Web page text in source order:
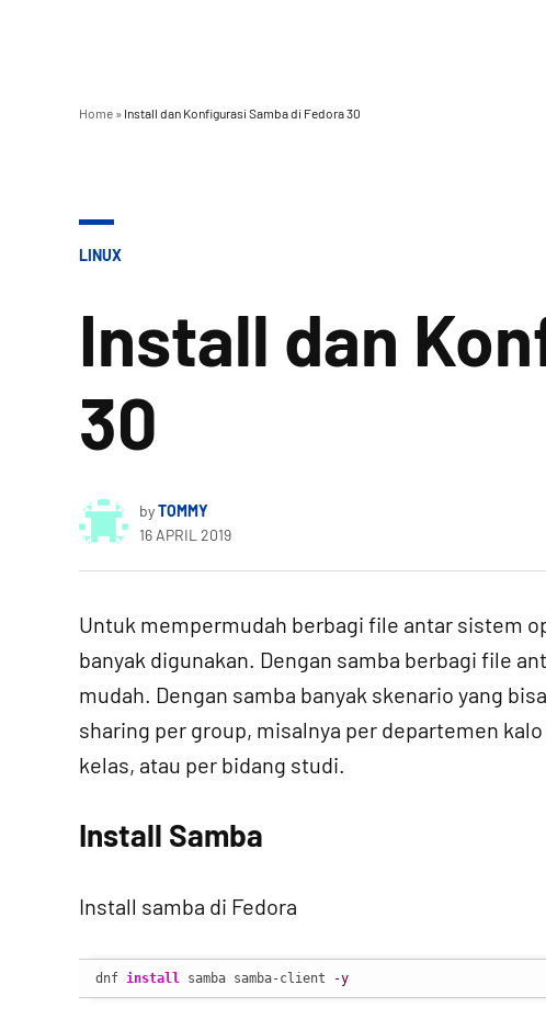
Home » Install dan Konfigurasi Samba di Fedora 30
POSTED
LINUX
Install dan
30
byTOMMY
16 APRIL 2019
Untuk mempermudah berbagi file antar sistem
banyak digunakan. Dengan samba berbagi file
mudah. Dengan samba banyak skenario yang
sharing per group, misalnya per departemen
kelas, atau per bidang studi.
Install Samba
Install samba di Fedora
dnf install samba samba-client -y